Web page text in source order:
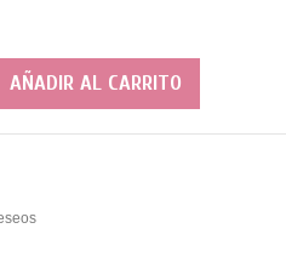
AÑADIR AL CARRITO